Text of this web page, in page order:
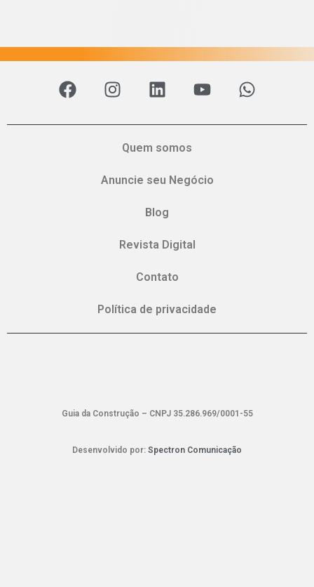
Quem somos
Anuncie seu Negócio
Blog
Revista Digital
Contato
Política de privacidade
Guia da Construção – CNPJ 35.286.969/0001-55
Desenvolvido por: Spectron Comunicação